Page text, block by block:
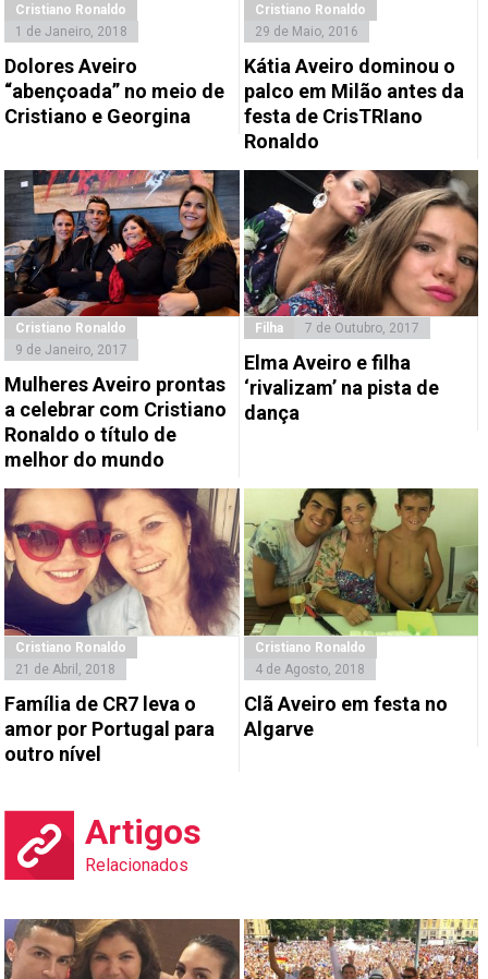
Cristiano Ronaldo
1 de Janeiro, 2018
Dolores Aveiro
“abençoada” no meio de
Cristiano e Georgina
Cristiano Ronaldo
29 de Maio, 2016
Kátia Aveiro dominou o
palco em Milão antes da
festa de CrisTRIano
Ronaldo
Cristiano Ronaldo
9 de Janeiro, 2017
Mulheres Aveiro prontas
a celebrar com Cristiano
Ronaldo o título de
melhor do mundo
Filha 7 de Outubro, 2017
Elma Aveiro e filha
‘rivalizam’ na pista de
dança
Cristiano Ronaldo
21 de Abril, 2018
Família de CR7 leva o
amor por Portugal para
outro nível
Cristiano Ronaldo
4 de Agosto, 2018
Clã Aveiro em festa no
Algarve
Artigos
Relacionados